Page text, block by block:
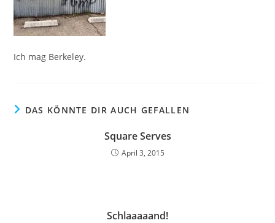
Ich mag Berkeley.
DAS KÖNNTE DIR AUCH GEFALLEN
Square Serves
April 3, 2015
Schlaaaaand!